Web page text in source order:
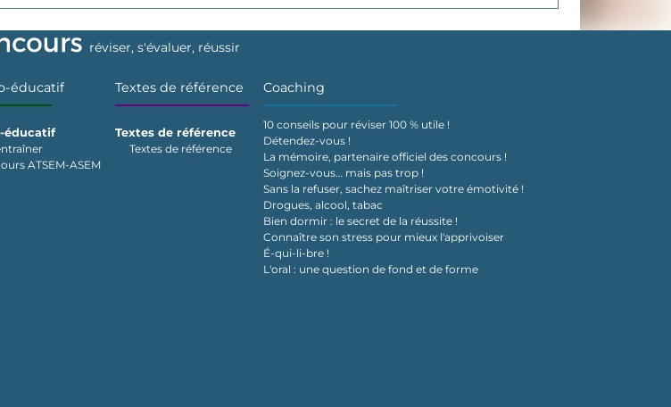
réviser, s'évaluer, réussir
éducatif
éducatif
ATSEM-ASEM
Textes de référence
Textes de référence
Textes de référence
Coaching
10 conseils pour réviser 100 % utile !
Détendez-vous !
La mémoire, partenaire officiel des concours !
Soignez-vous… mais pas trop !
Sans la refuser, sachez maîtriser votre émotivité !
Drogues, alcool, tabac
Bien dormir : le secret de la réussite !
Connaître son stress pour mieux l'apprivoiser
É-qui-li-bre !
L'oral : une question de fond et de forme